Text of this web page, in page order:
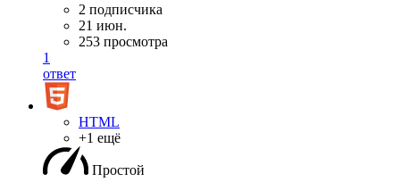
2 подписчика
21 июн.
253 просмотра
1
ответ
HTML
+1 ещё
Простой